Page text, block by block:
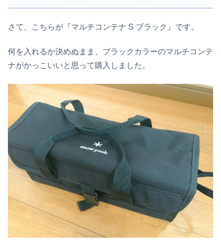
さて、こちらが『マルチコンテナ S ブラック』です。
何を入れるか決めぬまま、ブラックカラーのマルチコンテ
ナがかっこいいと思って購入しました。